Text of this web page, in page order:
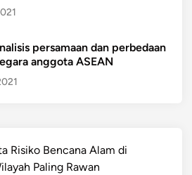
persamaan dan perbedaan
anggota ASEAN
Risiko Bencana Alam di
Paling Rawan